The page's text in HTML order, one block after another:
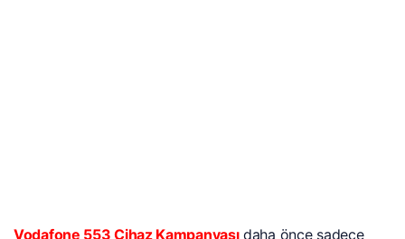
Vodafone 553 Cihaz Kampanyasıdaha önce sadece